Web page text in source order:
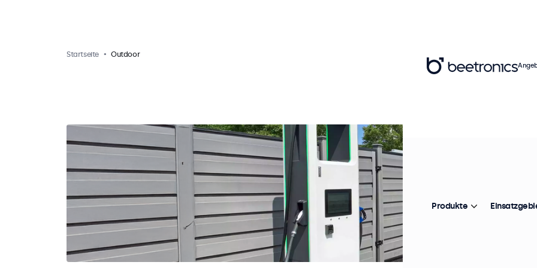
Startseite Outdoor
Produkte